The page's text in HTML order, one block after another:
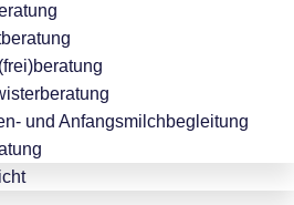
und Anfangsmilchbegleitung